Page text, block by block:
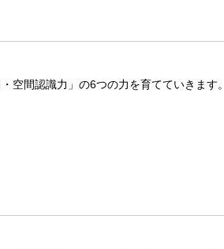
空間認識力」の6つの力を育てていきます。